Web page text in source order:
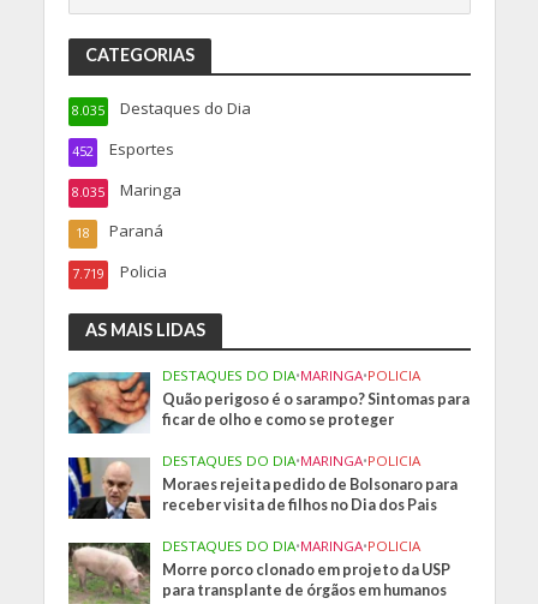
CATEGORIAS
Destaques do Dia
8.035
Esportes
452
Maringa
8.035
Paraná
18
Policia
7.719
AS MAIS LIDAS
DESTAQUES DO DIA•MARINGA•POLICIA
Quão perigoso é o sarampo? Sintomas para
ficar de olho e como se proteger
DESTAQUES DO DIA•MARINGA•POLICIA
Moraes rejeita pedido de Bolsonaro para
receber visita de filhos no Dia dos Pais
DESTAQUES DO DIA•MARINGA•POLICIA
Morre porco clonado em projeto da USP
para transplante de órgãos em humanos